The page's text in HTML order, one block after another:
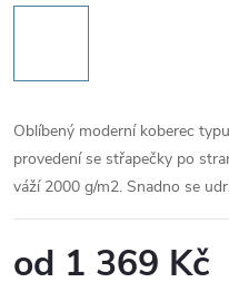
Oblíbený moderní koberec
provedení se střapečky po
váží 2000 g/m2. Snadno se
od 1 369 Kč